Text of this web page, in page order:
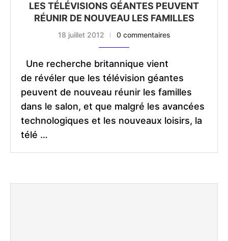
LES TÉLÉVISIONS GÉANTES PEUVENT
RÉUNIR DE NOUVEAU LES FAMILLES
18 juillet 2012 0 commentaires
Une recherche britannique vient
de révéler que les télévision géantes
peuvent de nouveau réunir les familles
dans le salon, et que malgré les avancées
technologiques et les nouveaux loisirs, la
télé …